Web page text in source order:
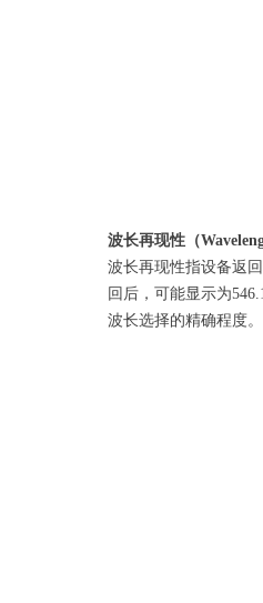
波长再现性（
波长再现性指设备返
回后，可能显示为
波长选择的精确程度。